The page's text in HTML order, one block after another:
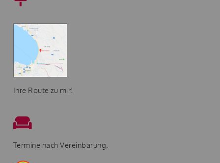
Ihre Route zu mir!
Termine nach Vereinbarung.